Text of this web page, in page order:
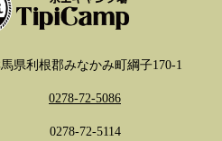
県利根郡みなかみ町綱子170-1
0278-72-5086
0278-72-5114